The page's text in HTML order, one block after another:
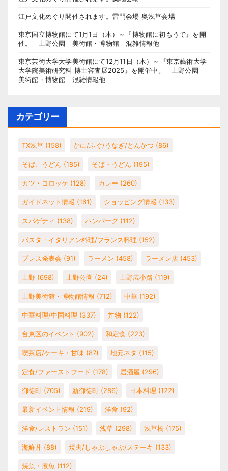
江戸文化めぐり開催されます。雷門会場 奥浅草会場
東京国立博物館にて1月1日（木）～『博物館に初もうで』を開
催。 上野公園 美術館・博物館 混雑情報他
東京芸術大学大学美術館にて12月11日（木）～『東京藝術大学
大学院美術研究科 博士審査展2025』を開催中。 上野公園
美術館・博物館 混雑情報他
カテゴリー
TX浅草 (158) かに/ふぐ/うなぎ/とんかつ (86)
そば、うどん (185) そば・うどん (195)
カツ・コロッケ (128) カレー (260)
ガイドネット情報 (161) ショッピング情報 (133)
スパゲティ (138) ハンバーグ (112)
パスタ・イタリアン料理/フランス料理 (152)
プレス発表会 (91) ラーメン (458) ラーメン店 (453)
上野 (698) 上野公園 (24) 上野広小路 (119)
上野美術館・博物館情報 (712) 中華 (192)
中華料理/中国料理 (337) 丼物 (122)
台東区のイベント (902) 和定食 (223)
喫茶店/ケーキ・甘味 (87) 地元ネタ (115)
定食/ファーストフード (178) 居酒屋 (296)
御徒町 (705) 新御徒町 (286) 日本料理 (122)
最新イベント情報 (219) 洋食 (92)
洋食/レストラン (151) 浅草 (298) 浅草橋 (175)
海鮮丼 (88) 焼肉/しゃぶしゃぶ/ステーキ (133)
焼魚・煮魚 (112)